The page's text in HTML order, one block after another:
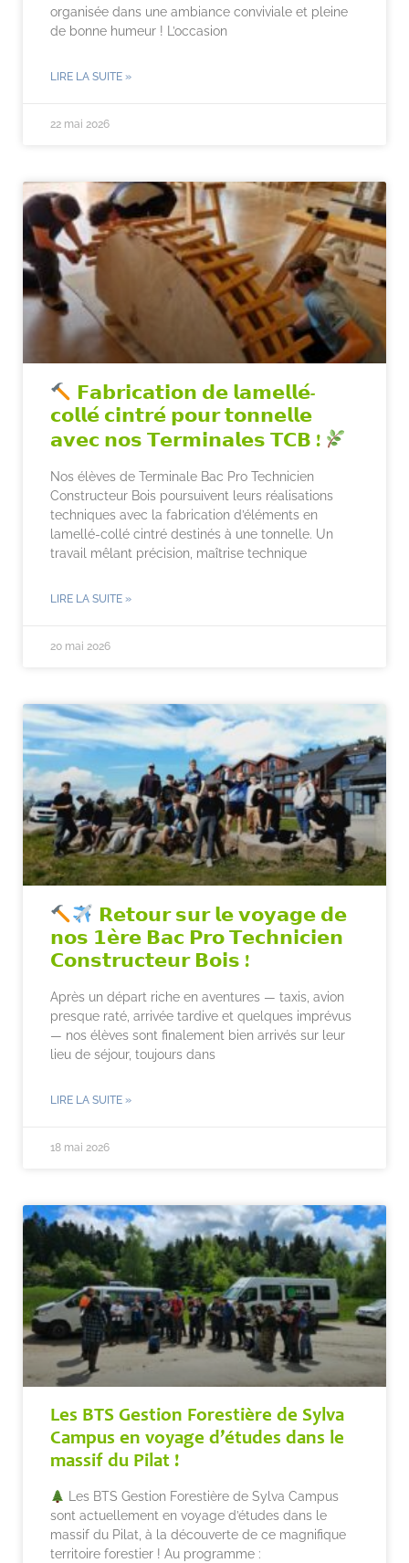
organisée dans une ambiance conviviale et pleine
de bonne humeur ! L’occasion
LIRE LA SUITE »
22 mai 2026
𝗙𝗮𝗯𝗿𝗶𝗰𝗮𝘁𝗶𝗼𝗻 𝗱𝗲 𝗹𝗮𝗺𝗲𝗹𝗹𝗲́-
𝗰𝗼𝗹𝗹𝗲́ 𝗰𝗶𝗻𝘁𝗿𝗲́ 𝗽𝗼𝘂𝗿 𝘁𝗼𝗻𝗻𝗲𝗹𝗹𝗲
𝗮𝘃𝗲𝗰 𝗻𝗼𝘀 𝗧𝗲𝗿𝗺𝗶𝗻𝗮𝗹𝗲𝘀 𝗧𝗖𝗕 !
Nos élèves de Terminale Bac Pro Technicien
Constructeur Bois poursuivent leurs réalisations
techniques avec la fabrication d’éléments en
lamellé-collé cintré destinés à une tonnelle. Un
travail mêlant précision, maîtrise technique
LIRE LA SUITE »
20 mai 2026
𝗥𝗲𝘁𝗼𝘂𝗿 𝘀𝘂𝗿 𝗹𝗲 𝘃𝗼𝘆𝗮𝗴𝗲 𝗱𝗲
𝗻𝗼𝘀 𝟭𝗲̀𝗿𝗲 𝗕𝗮𝗰 𝗣𝗿𝗼 𝗧𝗲𝗰𝗵𝗻𝗶𝗰𝗶𝗲𝗻
𝗖𝗼𝗻𝘀𝘁𝗿𝘂𝗰𝘁𝗲𝘂𝗿 𝗕𝗼𝗶𝘀 !
Après un départ riche en aventures — taxis, avion
presque raté, arrivée tardive et quelques imprévus
— nos élèves sont finalement bien arrivés sur leur
lieu de séjour, toujours dans
LIRE LA SUITE »
18 mai 2026
Les BTS Gestion Forestière de Sylva
Campus en voyage d’études dans le
massif du Pilat !
Les BTS Gestion Forestière de Sylva Campus
sont actuellement en voyage d’études dans le
massif du Pilat, à la découverte de ce magnifique
territoire forestier ! Au programme :